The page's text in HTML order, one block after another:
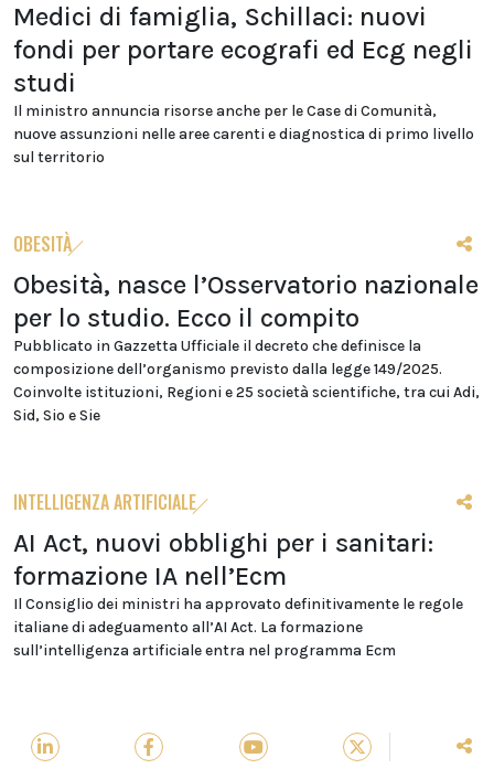
Medici di famiglia, Schillaci: nuovi
fondi per portare ecografi ed Ecg negli
studi
Il ministro annuncia risorse anche per le Case di Comunità,
nuove assunzioni nelle aree carenti e diagnostica di primo livello
sul territorio
OBESITÀ
Obesità, nasce l’Osservatorio nazionale
per lo studio. Ecco il compito
Pubblicato in Gazzetta Ufficiale il decreto che definisce la
composizione dell’organismo previsto dalla legge 149/2025.
Coinvolte istituzioni, Regioni e 25 società scientifiche, tra cui Adi,
Sid, Sio e Sie
INTELLIGENZA ARTIFICIALE
AI Act, nuovi obblighi per i sanitari:
formazione IA nell’Ecm
Il Consiglio dei ministri ha approvato definitivamente le regole
italiane di adeguamento all’AI Act. La formazione
sull’intelligenza artificiale entra nel programma Ecm